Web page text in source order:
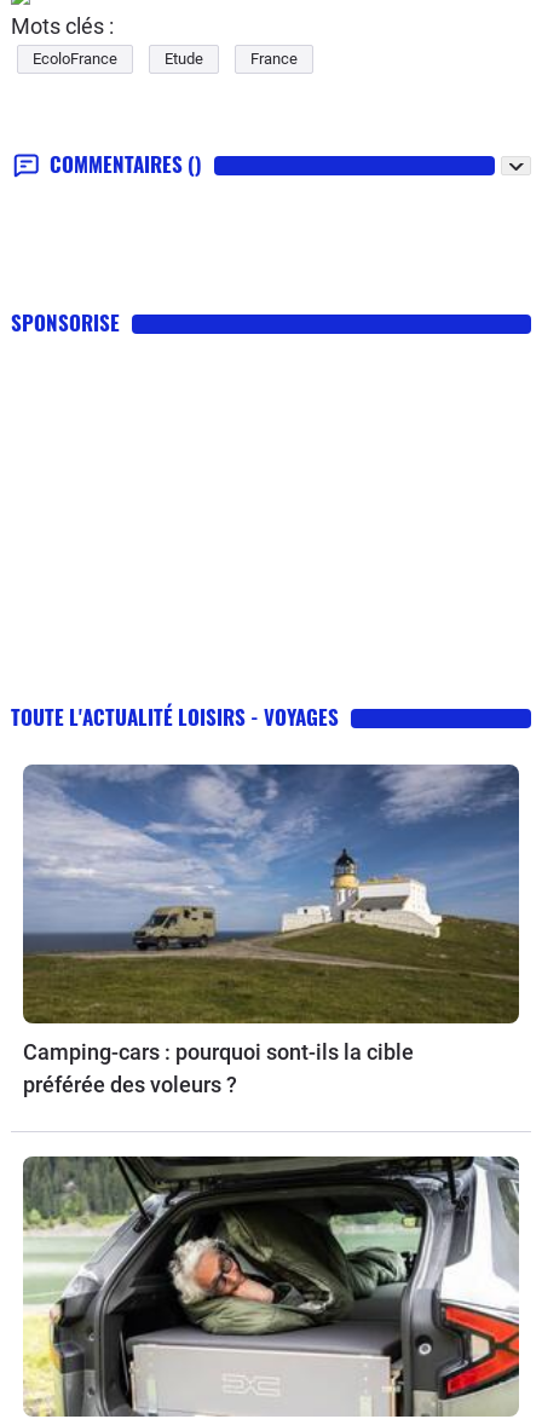
Mots clés :
EcoloFrance Etude France
COMMENTAIRES ()
SPONSORISE
TOUTE L'ACTUALITÉ LOISIRS - VOYAGES
Camping-cars : pourquoi sont-ils la cible
préférée des voleurs ?